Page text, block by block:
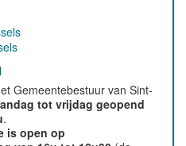
Gemeentebestuur van Sint-
tot vrijdag geopend
.
is open op